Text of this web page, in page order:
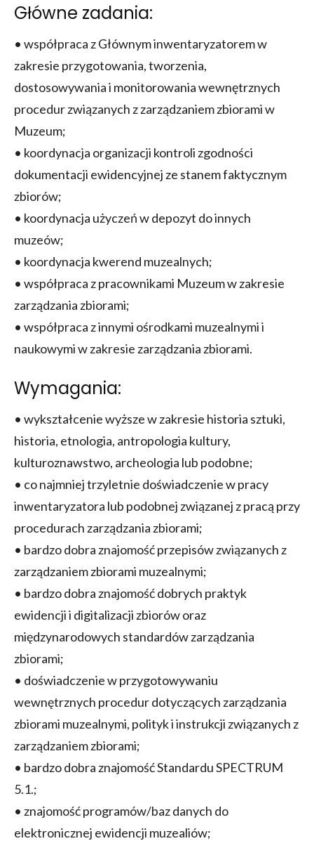
Główne zadania:
• współpraca z Głównym inwentaryzatorem w
zakresie przygotowania, tworzenia,
dostosowywania i monitorowania wewnętrznych
procedur związanych z zarządzaniem zbiorami w
Muzeum;
• koordynacja organizacji kontroli zgodności
dokumentacji ewidencyjnej ze stanem faktycznym
zbiorów;
• koordynacja użyczeń w depozyt do innych
muzeów;
• koordynacja kwerend muzealnych;
• współpraca z pracownikami Muzeum w zakresie
zarządzania zbiorami;
• współpraca z innymi ośrodkami muzealnymi i
naukowymi w zakresie zarządzania zbiorami.
Wymagania:
• wykształcenie wyższe w zakresie historia sztuki,
historia, etnologia, antropologia kultury,
kulturoznawstwo, archeologia lub podobne;
• co najmniej trzyletnie doświadczenie w pracy
inwentaryzatora lub podobnej związanej z pracą przy
procedurach zarządzania zbiorami;
• bardzo dobra znajomość przepisów związanych z
zarządzaniem zbiorami muzealnymi;
• bardzo dobra znajomość dobrych praktyk
ewidencji i digitalizacji zbiorów oraz
międzynarodowych standardów zarządzania
zbiorami;
• doświadczenie w przygotowywaniu
wewnętrznych procedur dotyczących zarządzania
zbiorami muzealnymi, polityk i instrukcji związanych z
zarządzaniem zbiorami;
• bardzo dobra znajomość Standardu SPECTRUM
5.1.;
• znajomość programów/baz danych do
elektronicznej ewidencji muzealiów;